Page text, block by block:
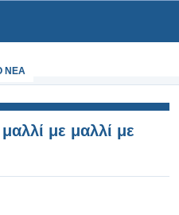
NEA
με μαλλί με